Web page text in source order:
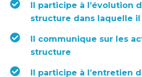
Il participe à l’évolution
structure dans laquelle
Il communique sur les
structure
Il participe à l’entretien